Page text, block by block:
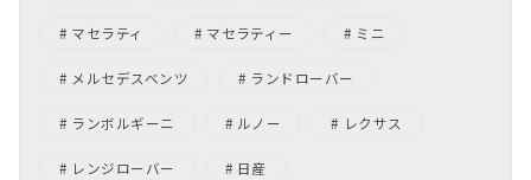
マセラティ マセラティー ミニ
メルセデスベンツ ランドローバー
ランボルギーニ ルノー レクサス
レンジローバー 日産